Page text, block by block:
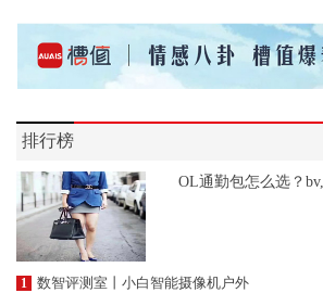
排行榜
OL通勤包怎么选？
1 数智评测室丨小白智能摄像机户外